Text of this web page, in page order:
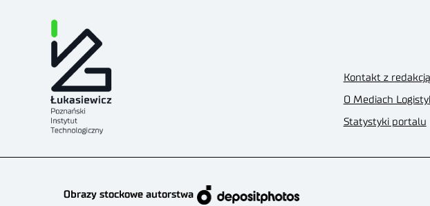
Kontakt z redakcją
O Mediach
Statystyki portalu
Obrazy stockowe autorstwa